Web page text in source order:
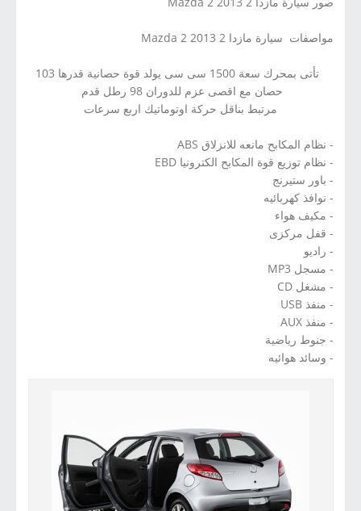
مواصفات سيارة مازدا 2 2013 Mazda 2
تأتى بمحرك سعة 1500 سى سى يولد قوة حصانية قدرها 103
حصان مع اقصى عزم للدوران 98 رطل قدم
مرتبط بناقل حركة اوتوماتيك اربع سرعات
- نظام المكابح مانعه للانزلاق ABS
- نظام توزيع قوة المكابح الكترونيا EBD
- باور ستيرنج
- نوافذ كهربائيه
- مكيف هواء
- قفل مركزى
- راديو
- مسجل MP3
- مشغل CD
- منفذ USB
- منفذ AUX
- جنوط رياضية
- وسائد هوائيه